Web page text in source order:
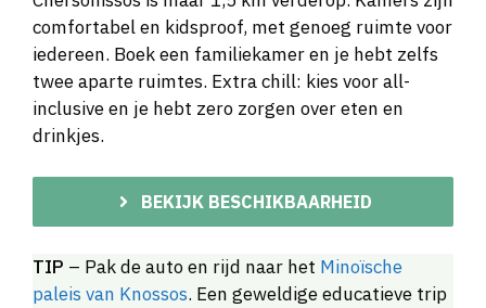
comfortabel en kidsproof, met genoeg ruimte voor
iedereen. Boek een familiekamer en je hebt zelfs
twee aparte ruimtes. Extra chill: kies voor all-
inclusive en je hebt zero zorgen over eten en
drinkjes.
BEKIJK BESCHIKBAARHEID
TIP – Pak de auto en rijd naar het Minoïsche
paleis van Knossos. Een geweldige educatieve trip